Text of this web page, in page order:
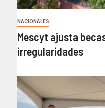
NACIONALES
Mescyt ajusta
irregularidades